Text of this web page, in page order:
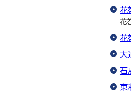
花
花
花
大
石
東